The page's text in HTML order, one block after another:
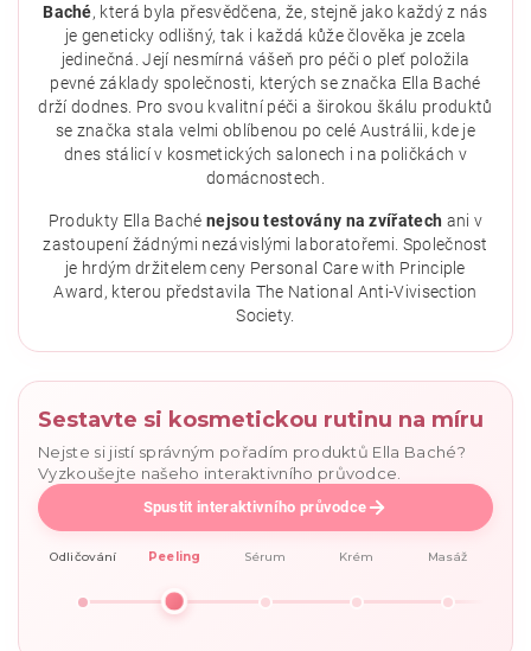
Vložením hodnocení souhlasíte sezásadami ochrany
Baché, která byla přesvědčena, že, stejně jako každý z nás
je geneticky odlišný, tak i každá kůže člověka je zcela
jedinečná. Její nesmírná vášeň pro péči o pleť položila
pevné základy společnosti, kterých se značka Ella Baché
drží dodnes. Pro svou kvalitní péči a širokou škálu produktů
se značka stala velmi oblíbenou po celé Austrálii, kde je
dnes stálicí v kosmetických salonech i na poličkách v
domácnostech.
Produkty Ella Bachénejsou testovány na zvířatech ani v
zastoupení žádnými nezávislými laboratořemi. Společnost
je hrdým držitelem ceny Personal Care with Principle
Award, kterou představila The National Anti-Vivisection
Society.
Sestavte si kosmetickou rutinu na míru
Nejste si jistí správným pořadím produktů Ella Baché?
Vyzkoušejte našeho interaktivního průvodce.
Spustit interaktivního průvodce
Odličování Peeling Sérum Krém Masáž